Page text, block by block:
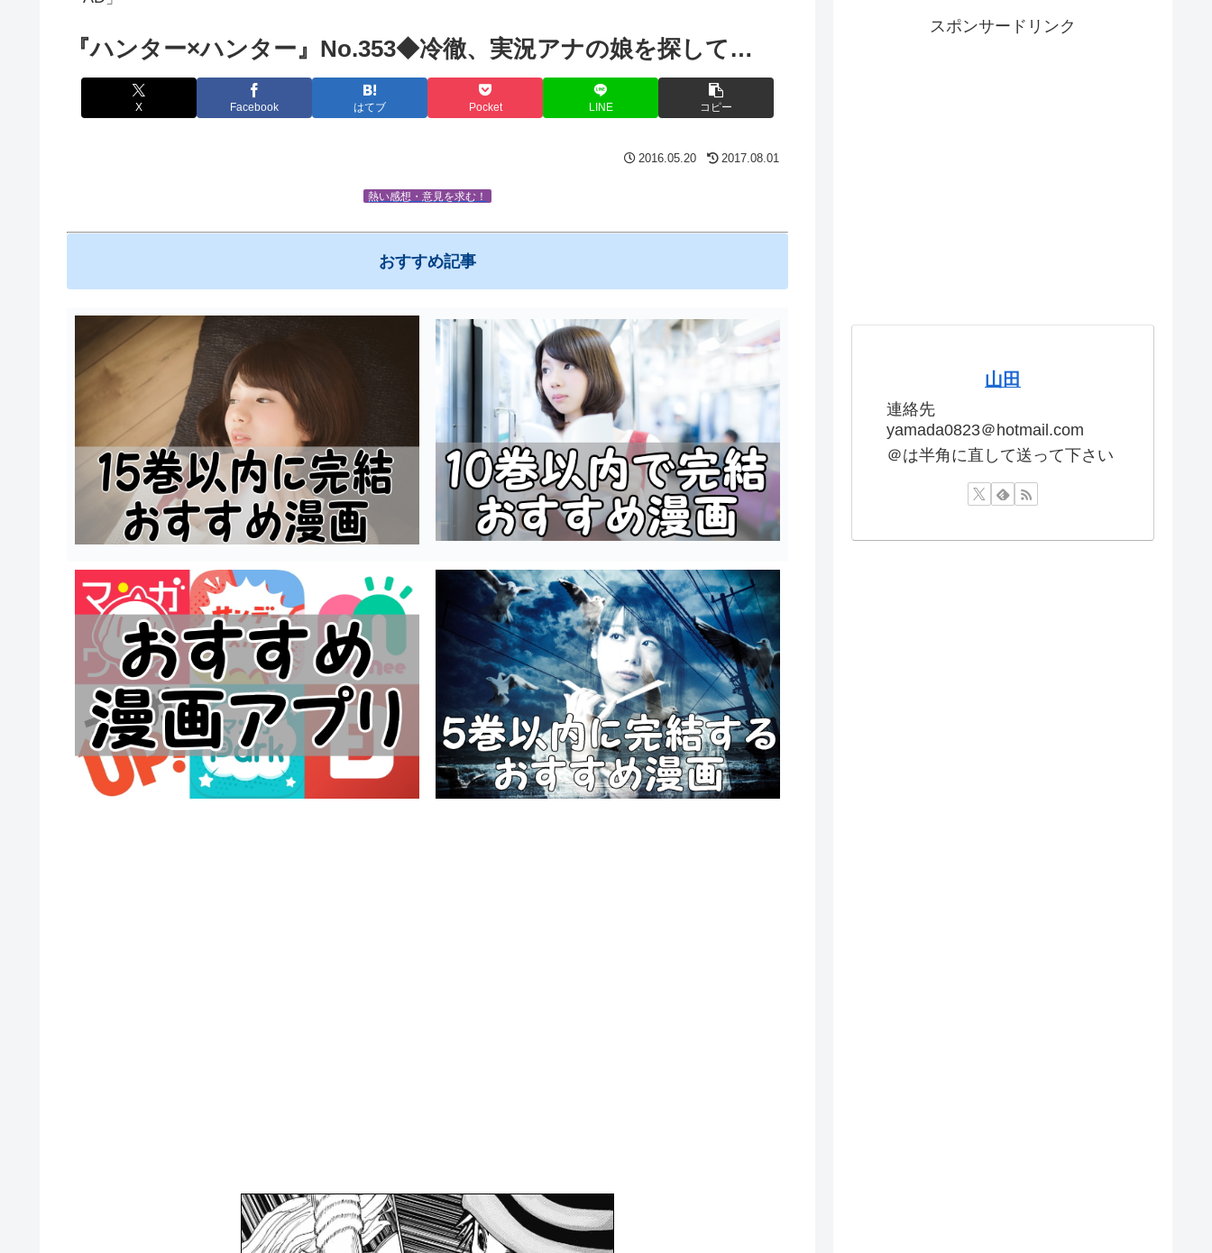
『ハンター×ハンター』No.353◆冷徹、実況アナの娘を探して…
X Facebook はてブ Pocket LINE コピー
2016.05.20 2017.08.01
熱い感想・意見を求む！
おすすめ記事
スポンサードリンク
山田
連絡先
yamada0823＠hotmail.com
＠は半角に直して送って下さい